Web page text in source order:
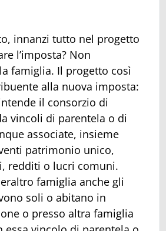
innanzi tutto nel progetto
l’imposta? Non
famiglia. Il progetto così
alla nuova imposta:
il consorzio di
vincoli di parentela o di
associate, insieme
patrimonio unico,
redditi o lucri comuni.
famiglia anche gli
soli o abitano in
o presso altra famiglia